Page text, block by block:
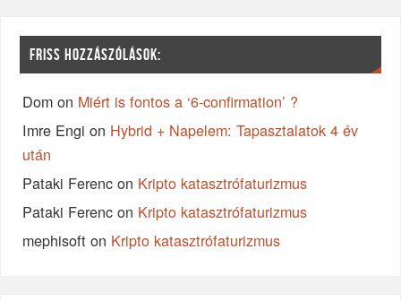
FRISS HOZZÁSZÓLÁSOK:
Dom on Miért is fontos a ‘6-confirmation’ ?
Imre Engi on Hybrid + Napelem: Tapasztalatok 4 év
után
Pataki Ferenc on Kripto katasztrófaturizmus
Pataki Ferenc on Kripto katasztrófaturizmus
mephisoft on Kripto katasztrófaturizmus